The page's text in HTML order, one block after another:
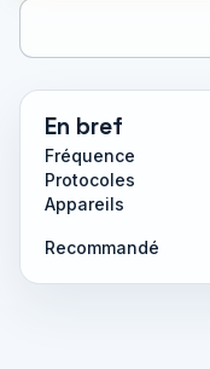
En bref
Fréquence
Protocoles
Appareils
Recommandé